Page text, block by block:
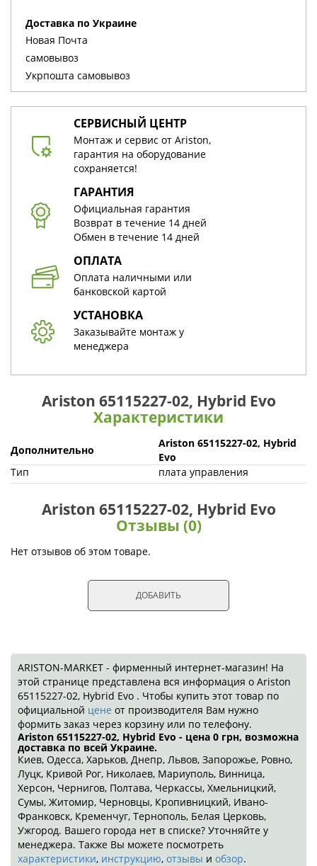
Доставка по Украине
Новая Почта
cамовывоз
Укрпошта cамовывоз
СЕРВИСНЫЙ ЦЕНТР
Монтаж и сервис от Ariston,
гарантия на оборудование
сохраняется!
ГАРАНТИЯ
Официальная гарантия
Возврат в течение 14 дней
Обмен в течение 14 дней
ОПЛАТА
Оплата наличными или
банковской картой
УСТАНОВКА
Заказывайте монтаж у
менеджера
Ariston 65115227-02, Hybrid Evo
Характеристики
Дополнительно
Ariston 65115227-02, Hybrid
Evo
Тип
плата управления
Ariston 65115227-02, Hybrid Evo
Отзывы (0)
Нет отзывов об этом товаре.
ДОБАВИТЬ
ARISTON-MARKET - фирменный интернет-магазин! На
этой странице представлена вся информация о Ariston
65115227-02, Hybrid Evo . Чтобы купить этот товар по
официальной цене от производителя Вам нужно
формить заказ через корзину или по телефону.
Ariston 65115227-02, Hybrid Evo - цена 0 грн, возможна
доставка по всей Украине.
Киев, Одесса, Харьков, Днепр, Львов, Запорожье, Ровно,
Луцк, Кривой Рог, Николаев, Мариуполь, Винница,
Херсон, Чернигов, Полтава, Черкассы, Хмельницкий,
Сумы, Житомир, Черновцы, Кропивницкий, Ивано-
Франковск, Кременчуг, Тернополь, Белая Церковь,
Ужгород. Вашего города нет в списке? Уточняйте у
менеджера. Также Вы можете посмотреть
характеристики, инструкцию, отзывы и обзор.